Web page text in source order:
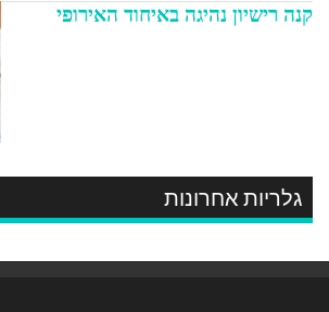
קנה רישיון נהיגה באיחוד האירופי
גלריות אחרונות